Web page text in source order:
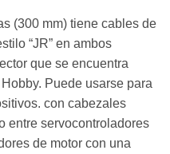
(300 mm) tiene cables de
“JR” en ambos
que se encuentra
Puede usarse para
con cabezales
entre servocontroladores
de motor con una